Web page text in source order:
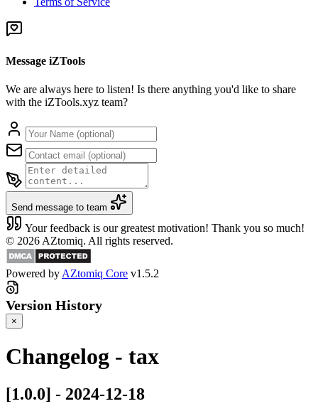
Message iZTools
We are always here to listen! Is there anything you'd like to share
with the iZTools.xyz team?
Send message to team
Your feedback is our greatest motivation! Thank you so much!
© 2026 AZtomiq. All rights reserved.
Powered by AZtomiq Core v1.5.2
Version History
×
Changelog - tax
[1.0.0] - 2024-12-18